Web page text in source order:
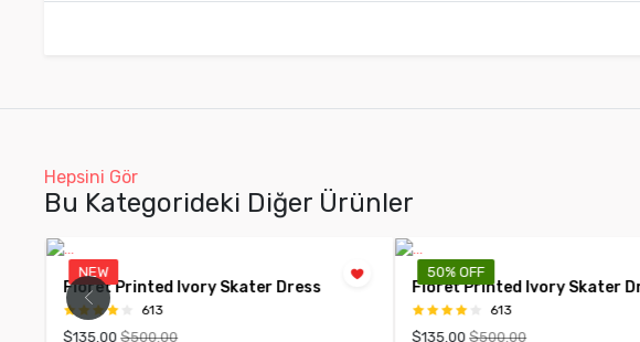
Hepsini Gör
Bu Kategorideki Diğer Ürünler
NEW
Floret Printed Ivory Skater Dress
613
$135.00 $500.00
50% OFF
Floret Printed Ivory Skater
613
$135.00 $500.00